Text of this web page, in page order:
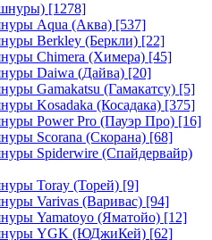
[1278]
Aqua (Аква) [537]
Berkley (Беркли) [22]
Chimera (Химера) [45]
Daiwa (Дайва) [20]
Gamakatsu (Гамакатсу) [5]
Kosadaka (Косадака) [375]
Power Pro (Пауэр Про) [16]
Scorana (Скорана) [68]
Spiderwire (Спайдервайр)
Toray (Торей) [9]
Varivas (Варивас) [94]
Yamatoyo (Яматойо) [12]
YGK (ЮДжиКей) [62]